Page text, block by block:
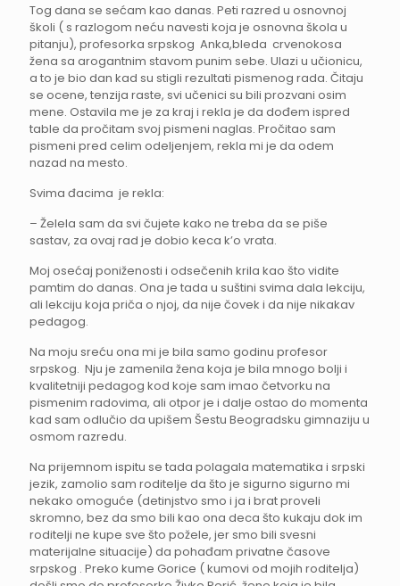
Tog dana se sećam kao danas. Peti razred u osnovnoj
školi ( s razlogom neću navesti koja je osnovna škola u
pitanju), profesorka srpskog Anka,bleda crvenokosa
žena sa arogantnim stavom punim sebe. Ulazi u učionicu,
a to je bio dan kad su stigli rezultati pismenog rada. Čitaju
se ocene, tenzija raste, svi učenici su bili prozvani osim
mene. Ostavila me je za kraj i rekla je da dođem ispred
table da pročitam svoj pismeni naglas. Pročitao sam
pismeni pred celim odeljenjem, rekla mi je da odem
nazad na mesto.
Svima đacima je rekla:
– Želela sam da svi čujete kako ne treba da se piše
sastav, za ovaj rad je dobio keca k’o vrata.
Moj osećaj poniženosti i odsečenih krila kao što vidite
pamtim do danas. Ona je tada u suštini svima dala lekciju,
ali lekciju koja priča o njoj, da nije čovek i da nije nikakav
pedagog.
Na moju sreću ona mi je bila samo godinu profesor
srpskog. Nju je zamenila žena koja je bila mnogo bolji i
kvalitetniji pedagog kod koje sam imao četvorku na
pismenim radovima, ali otpor je i dalje ostao do momenta
kad sam odlučio da upišem Šestu Beogradsku gimnaziju u
osmom razredu.
Na prijemnom ispitu se tada polagala matematika i srpski
jezik, zamolio sam roditelje da što je sigurno sigurno mi
nekako omoguće (detinjstvo smo i ja i brat proveli
skromno, bez da smo bili kao ona deca što kukaju dok im
roditelji ne kupe sve što požele, jer smo bili svesni
materijalne situacije) da pohađam privatne časove
srpskog . Preko kume Gorice ( kumovi od mojih roditelja)